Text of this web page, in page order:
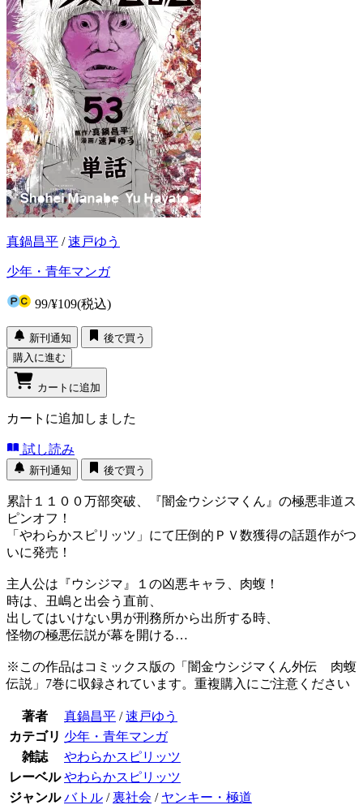
真鍋昌平 /速戸ゆう
少年・青年マンガ
99/¥109(税込)
新刊通知
後で買う
購入に進む
カートに追加
カートに追加しました
試し読み
新刊通知 後で買う
累計１１００万部突破、『闇金ウシジマくん』の極悪非道ス
ピンオフ！
「やわらかスピリッツ」にて圧倒的ＰＶ数獲得の話題作がつ
いに発売！
主人公は『ウシジマ』１の凶悪キャラ、肉蝮！
時は、丑嶋と出会う直前、
出してはいけない男が刑務所から出所する時、
怪物の極悪伝説が幕を開ける…
※この作品はコミックス版の「闇金ウシジマくん外伝 肉蝮
伝説」7巻に収録されています。重複購入にご注意ください
著者 真鍋昌平 /速戸ゆう
カテゴリ 少年・青年マンガ
雑誌
やわらかスピリッツ
レーベル やわらかスピリッツ
ジャンル バトル /裏社会 / ヤンキー・極道